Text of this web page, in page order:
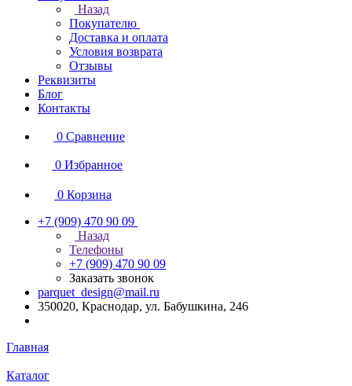
Назад
Покупателю
Доставка и оплата
Условия возврата
Отзывы
Реквизиты
Блог
Контакты
0 Сравнение
0 Избранное
0 Корзина
+7 (909) 470 90 09
Назад
Телефоны
+7 (909) 470 90 09
Заказать звонок
parquet_design@mail.ru
350020, Краснодар, ул. Бабушкина, 246
Главная
Каталог